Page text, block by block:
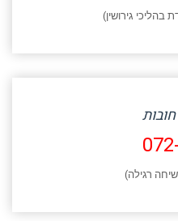
בהליכי גירושין)
רגילה)